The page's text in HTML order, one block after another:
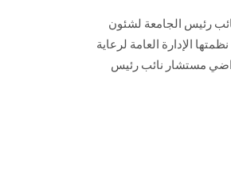
رئيس الجامعة لشئون
الإدارة العامة لرعاية
راضي مستشار نائب رئيس